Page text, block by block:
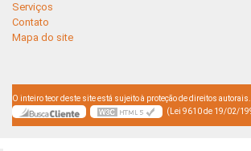
Serviços
Contato
Mapa do site
O inteiro teor deste site está sujeito à proteção de direitos
(Lei 9610 de 19/02/